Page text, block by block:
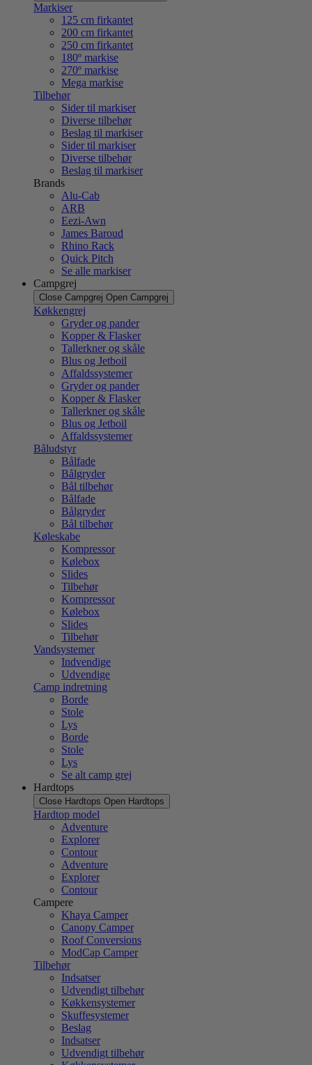
Markiser
125 cm firkantet
200 cm firkantet
250 cm firkantet
180º markise
270º markise
Mega markise
Tilbehør
Sider til markiser
Diverse tilbehør
Beslag til markiser
Sider til markiser
Diverse tilbehør
Beslag til markiser
Brands
Alu-Cab
ARB
Eezi-Awn
James Baroud
Rhino Rack
Quick Pitch
Se alle markiser
Campgrej
Close Campgrej Open Campgrej
Køkkengrej
Gryder og pander
Kopper & Flasker
Tallerkner og skåle
Blus og Jetboil
Affaldssystemer
Gryder og pander
Kopper & Flasker
Tallerkner og skåle
Blus og Jetboil
Affaldssystemer
Båludstyr
Bålfade
Bålgryder
Bål tilbehør
Bålfade
Bålgryder
Bål tilbehør
Køleskabe
Kompressor
Kølebox
Slides
Tilbehør
Kompressor
Kølebox
Slides
Tilbehør
Vandsystemer
Indvendige
Udvendige
Camp indretning
Borde
Stole
Lys
Borde
Stole
Lys
Se alt camp grej
Hardtops
Close Hardtops Open Hardtops
Hardtop model
Adventure
Explorer
Contour
Adventure
Explorer
Contour
Campere
Khaya Camper
Canopy Camper
Roof Conversions
ModCap Camper
Tilbehør
Indsatser
Udvendigt tilbehør
Køkkensystemer
Skuffesystemer
Beslag
Indsatser
Udvendigt tilbehør